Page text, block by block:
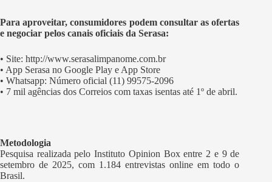
Para aproveitar, consumidores podem consultar as ofertas
e negociar pelos canais oficiais da Serasa:
• Site: http://www.serasalimpanome.com.br
• App Serasa no Google Play e App Store
• Whatsapp: Número oficial (11) 99575-2096
• 7 mil agências dos Correios com taxas isentas até 1º de abril.
Metodologia
Pesquisa realizada pelo Instituto Opinion Box entre 2 e 9 de
setembro de 2025, com 1.184 entrevistas online em todo o
Brasil.